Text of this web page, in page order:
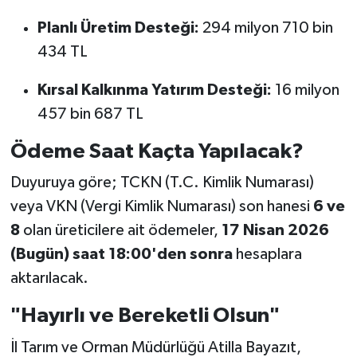
Planlı Üretim Desteği: 294 milyon 710 bin
434 TL
Kırsal Kalkınma Yatırım Desteği: 16 milyon
457 bin 687 TL
Ödeme Saat Kaçta Yapılacak?
Duyuruya göre; TCKN (T.C. Kimlik Numarası)
veya VKN (Vergi Kimlik Numarası) son hanesi 6 ve
8olan üreticilere ait ödemeler, 17 Nisan 2026
(Bugün) saat 18:00'den sonrahesaplara
aktarılacak.
"Hayırlı ve Bereketli Olsun"
İl Tarım ve Orman Müdürlüğü Atilla Bayazıt,